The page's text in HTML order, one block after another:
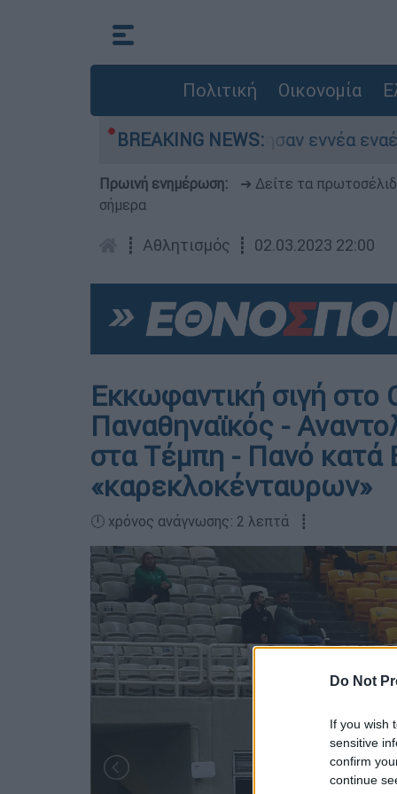
Do Not
If you wish
sensitive
confirm
continue
Πολιτική Οικονομία
BREAKING NEWS:
Ηλείας - Επιχείρησαν εννέα εναέρια
Πρωινή ενημέρωση: ➔ Δείτε τα
σήμερα
┋ Αθλητισμός ┋ 02.03.2023 22:00
Εκκωφαντική σιγή στο
Παναθηναϊκός -
στα Τέμπη - Πανό κατά
«καρεκλοκένταυρων»
🕛 χρόνος ανάγνωσης: 2 λεπτά ┋